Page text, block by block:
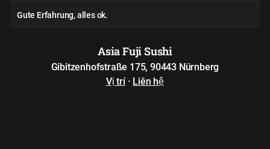
Gute Erfahrung, alles ok.
Asia Fuji Sushi
Gibitzenhofstraße 175, 90443 Nürnberg
Vị trí· Liên hệ